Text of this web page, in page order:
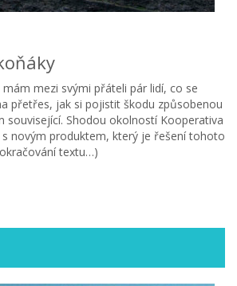
mezi svými přáteli pár lidí, co se
přetřes, jak si pojistit škodu způsobenou
související. Shodou okolností Kooperativa
novým produktem, který je řešení tohoto
textu…)